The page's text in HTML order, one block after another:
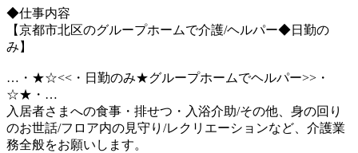
◆仕事内容
【京都市北区のグループホームで介護/ヘルパー◆日勤の
み】
…・★☆<<・日勤のみ★グループホームでヘルパー>>・
☆★・…
入居者さまへの食事・排せつ・入浴介助/その他、身の回り
のお世話/フロア内の見守り/レクリエーションなど、介護業
務全般をお願いします。